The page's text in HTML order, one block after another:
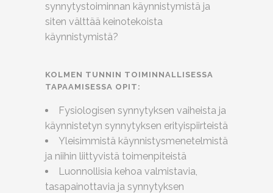
synnytystoiminnan käynnistymistä ja
siten välttää keinotekoista
käynnistymistä?
KOLMEN TUNNIN TOIMINNALLISESSA
TAPAAMISESSA OPIT:
Fysiologisen synnytyksen vaiheista ja
käynnistetyn synnytyksen erityispiirteistä
Yleisimmistä käynnistysmenetelmistä
ja niihin liittyvistä toimenpiteistä
Luonnollisia kehoa valmistavia,
tasapainottavia ja synnytyksen